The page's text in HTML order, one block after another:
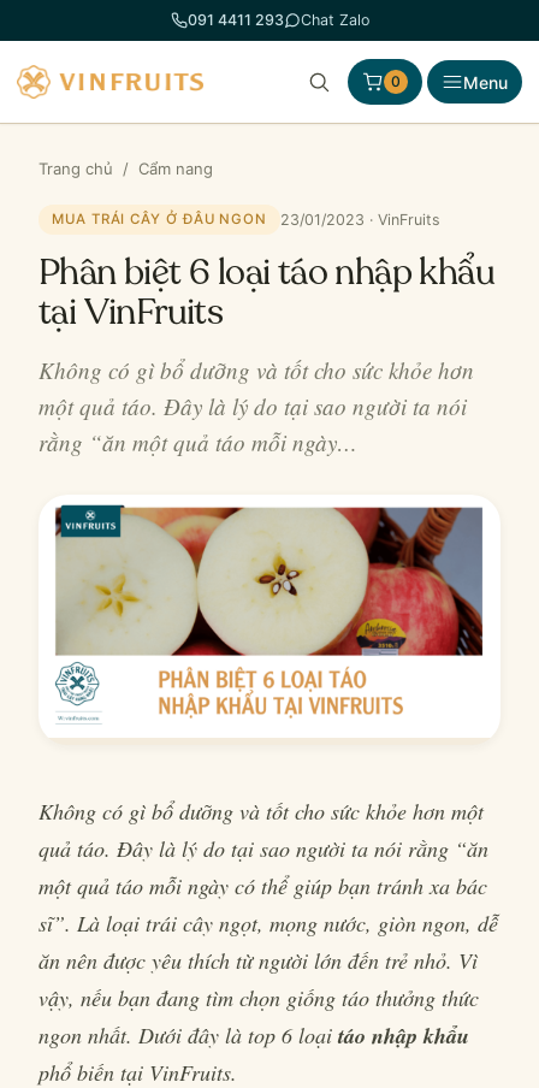
đến
phần
nội
dung
091 4411 293 Chat Zalo
0 Menu
Trang chủ / Cẩm nang
MUA TRÁI CÂY Ở ĐÂU NGON 23/01/2023 · VinFruits
Phân biệt 6 loại táo nhập khẩu
tại VinFruits
Không có gì bổ dưỡng và tốt cho sức khỏe hơn
một quả táo. Đây là lý do tại sao người ta nói
rằng “ăn một quả táo mỗi ngày…
Không có gì bổ dưỡng và tốt cho sức khỏe hơn một
quả táo. Đây là lý do tại sao người ta nói rằng “ăn
một quả táo mỗi ngày có thể giúp bạn tránh xa bác
sĩ”. Là loại trái cây ngọt, mọng nước, giòn ngon, dễ
ăn nên được yêu thích từ người lớn đến trẻ nhỏ. Vì
vậy, nếu bạn đang tìm chọn giống táo thưởng thức
ngon nhất. Dưới đây là top 6 loạitáo nhập khẩu
phổ biến tại VinFruits.